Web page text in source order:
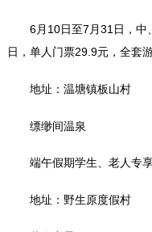
6月10日至7月31日，中
日，单人门票29.9元，全套
地址：温塘镇板山村
缥缈间温泉
端午假期学生、老人专
地址：野生原度假村